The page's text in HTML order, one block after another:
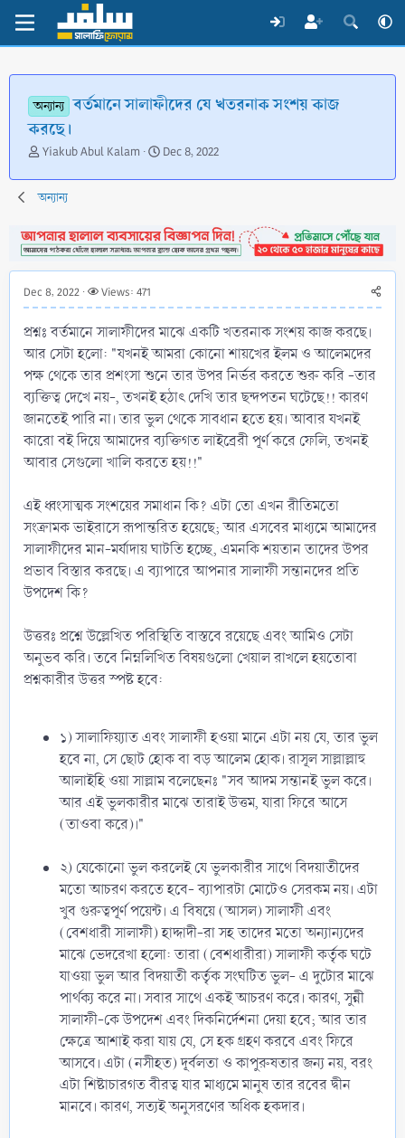
অন্যান্য বর্তমানে সালাফীদের যে খতরনাক সংশয় কাজ
করছে।
T
r
e
d
s
t
a
r
e
r
Yiakub Abul Kalam
S
a
d
a
t
Dec 8, 2022
অন্যান্য
Dec 8, 2022 Views: 471
প্রশ্নঃ বর্তমানে সালাফীদের মাঝে একটি খতরনাক সংশয় কাজ করছে।
আর সেটা হলো: "যখনই আমরা কোনো শায়খের ইলম ও আলেমদের
পক্ষ থেকে তার প্রশংসা শুনে তার উপর নির্ভর করতে শুরু করি -তার
ব্যক্তিত্ব দেখে নয়-, তখনই হঠাৎ দেখি তার ছন্দপতন ঘটেছে!! কারণ
জানতেই পারি না। তার ভুল থেকে সাবধান হতে হয়। আবার যখনই
কারো বই দিয়ে আমাদের ব্যক্তিগত লাইব্রেরী পূর্ণ করে ফেলি, তখনই
আবার সেগুলো খালি করতে হয়!!"
এই ধ্বংসাত্মক সংশয়ের সমাধান কি? এটা তো এখন রীতিমতো
সংক্রামক ভাইরাসে রূপান্তরিত হয়েছে; আর এসবের মাধ্যমে আমাদের
সালাফীদের মান-মর্যাদায় ঘাটতি হচ্ছে, এমনকি শয়তান তাদের উপর
প্রভাব বিস্তার করছে। এ ব্যাপারে আপনার সালাফী সন্তানদের প্রতি
উপদেশ কি?
উত্তরঃ প্রশ্নে উল্লেখিত পরিস্থিতি বাস্তবে রয়েছে এবং আমিও সেটা
অনুভব করি। তবে নিম্নলিখিত বিষয়গুলো খেয়াল রাখলে হয়তোবা
প্রশ্নকারীর উত্তর স্পষ্ট হবে:
১) সালাফিয়্যাত এবং সালাফী হওয়া মানে এটা নয় যে, তার ভুল
হবে না, সে ছোট হোক বা বড় আলেম হোক। রাসূল সাল্লাল্লাহু
আলাইহি ওয়া সাল্লাম বলেছেনঃ "সব আদম সন্তানই ভুল করে।
আর এই ভুলকারীর মাঝে তারাই উত্তম, যারা ফিরে আসে
(তাওবা করে)।"
২) যেকোনো ভুল করলেই যে ভুলকারীর সাথে বিদয়াতীদের
মতো আচরণ করতে হবে- ব্যাপারটা মোটেও সেরকম নয়। এটা
খুব গুরুত্বপূর্ণ পয়েন্ট। এ বিষয়ে (আসল) সালাফী এবং
(বেশধারী সালাফী) হাদ্দাদী-রা সহ তাদের মতো অন্যান্যদের
মাঝে ভেদরেখা হলো: তারা (বেশধারীরা) সালাফী কর্তৃক ঘটে
যাওয়া ভুল আর বিদয়াতী কর্তৃক সংঘটিত ভুল- এ দুটোর মাঝে
পার্থক্য করে না। সবার সাথে একই আচরণ করে। কারণ, সুন্নী
সালাফী-কে উপদেশ এবং দিকনির্দেশনা দেয়া হবে; আর তার
ক্ষেত্রে আশাই করা যায় যে, সে হক গ্রহণ করবে এবং ফিরে
আসবে। এটা (নসীহত) দূর্বলতা ও কাপুরুষতার জন্য নয়, বরং
এটা শিষ্টাচারগত বীরত্ব যার মাধ্যমে মানুষ তার রবের দ্বীন
মানবে। কারণ, সত্যই অনুসরণের অধিক হকদার।